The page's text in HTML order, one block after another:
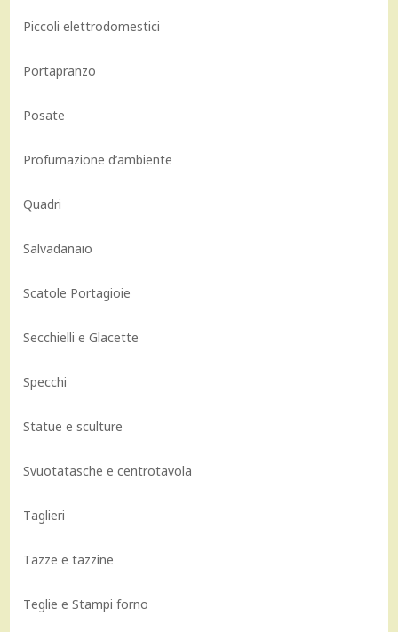
Piccoli elettrodomestici
Portapranzo
Posate
Profumazione d’ambiente
Quadri
Salvadanaio
Scatole Portagioie
Secchielli e Glacette
Specchi
Statue e sculture
Svuotatasche e centrotavola
Taglieri
Tazze e tazzine
Teglie e Stampi forno